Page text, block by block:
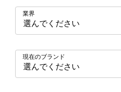
業界
現在のブランド